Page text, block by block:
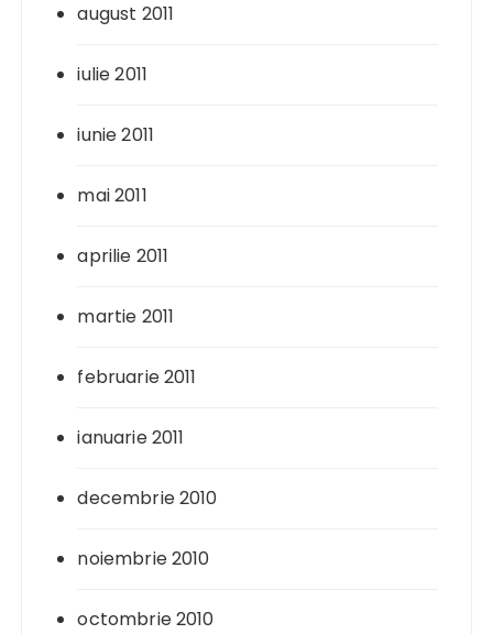
august 2011
iulie 2011
iunie 2011
mai 2011
aprilie 2011
martie 2011
februarie 2011
ianuarie 2011
decembrie 2010
noiembrie 2010
octombrie 2010